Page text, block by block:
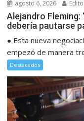
agosto 6, 2026
Alejandro Fleming:
debería pautarse
● Esta nueva
empezó de manera
Destacados